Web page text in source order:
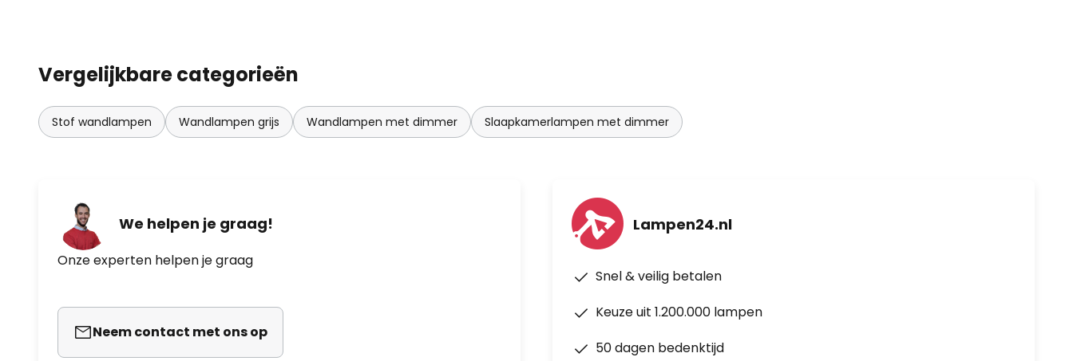
Vergelijkbare categorieën
Stof wandlampen Wandlampen grijs Wandlampen met dimmer Slaapkamerlampen met dimmer
We helpen je graag!
Onze experten helpen je graag
Neem contact met ons op
Lampen24.nl
Snel & veilig betalen
Keuze uit 1.200.000 lampen
50 dagen bedenktijd